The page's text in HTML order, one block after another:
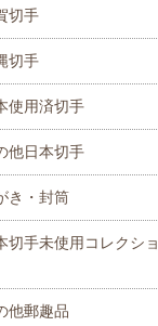
切手
切手
使用済切手
他日本切手
き・封筒
切手未使用コレクショ
他郵趣品